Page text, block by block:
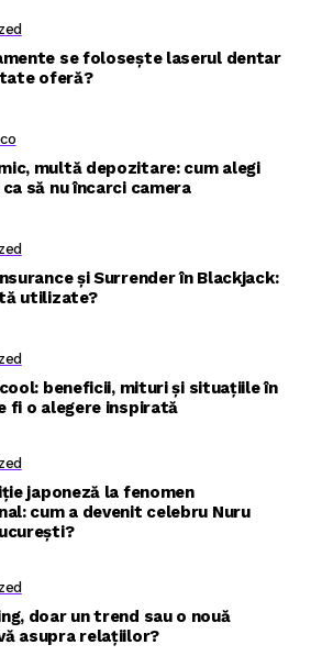
se folosește laserul dentar
oferă?
multă depozitare: cum alegi
să nu încarci camera
și Surrender în Blackjack:
utilizate?
beneficii, mituri și situațiile în
fi o alegere inspirată
japoneză la fenomen
cum a devenit celebru Nuru
doar un trend sau o nouă
asupra relațiilor?